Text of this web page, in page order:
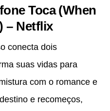
Toca (When
– Netflix
conecta dois
suas vidas para
com o romance e
e recomeços,